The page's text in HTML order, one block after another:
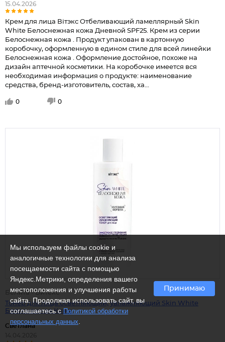
15.04.2026
Крем для лица Вiтэкс Отбеливающий ламеллярный Skin
White Белоснежная кожа Дневной SPF25. Крем из серии
Белоснежная кожа . Продукт упакован в картонную
коробочку, оформленную в едином стиле для всей линейки
Белоснежная кожа . Оформление достойное, похоже на
дизайн аптечной косметики. На коробочке имеется вся
необходимая информация о продукте: наименование
средства, бренд-изготовитель, состав, ха...
0 0
Белита - Витекс
Тонер для лица осветляющий, увлажняющий Skin White
Белоснежная Кожа
Светлана
Мы используем файлы cookie и
аналогичные технологии для анализа
посещаемости сайта с помощью
Яндекс.Метрики, определения вашего
местоположения и улучшения работы
сайта. Продолжая использовать сайт, вы
соглашаетесь сПолитикой обработки
персональных данных
Принимаю